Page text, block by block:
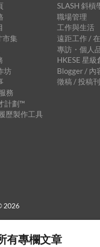
市集
坊
務
計劃™
歷製作工具
SLASH 斜槓
職場管理
工作與生活
遠距工作 /
專訪・個人
HKESE 星
Blogger / 內
徵稿 / 投稿
2026
有專欄文章